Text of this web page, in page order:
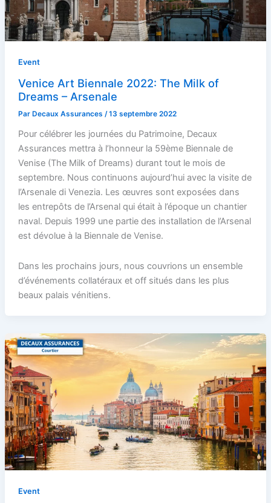
Event
Venice Art Biennale 2022: The Milk of
Dreams – Arsenale
Par Decaux Assurances /13 septembre 2022
Pour célébrer les journées du Patrimoine, Decaux
Assurances mettra à l’honneur la 59ème Biennale de
Venise (The Milk of Dreams) durant tout le mois de
septembre. Nous continuons aujourd’hui avec la visite de
l’Arsenale di Venezia. Les œuvres sont exposées dans
les entrepôts de l’Arsenal qui était à l’époque un chantier
naval. Depuis 1999 une partie des installation de l’Arsenal
est dévolue à la Biennale de Venise.
Dans les prochains jours, nous couvrions un ensemble
d’événements collatéraux et off situés dans les plus
beaux palais vénitiens.
Event